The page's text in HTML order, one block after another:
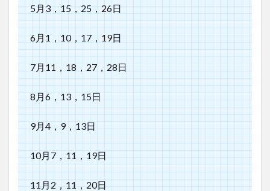
5月3，15，25，26日
6月1，10，17，19日
7月11，18，27，28日
8月6，13，15日
9月4，9，13日
10月7，11，19日
11月2，11，20日